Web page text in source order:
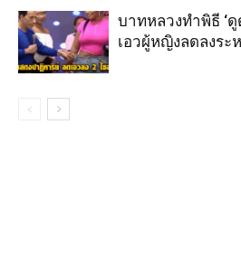
บาทหลวงทำพิธี ‘
เอวผู้หญิงลดลงระ